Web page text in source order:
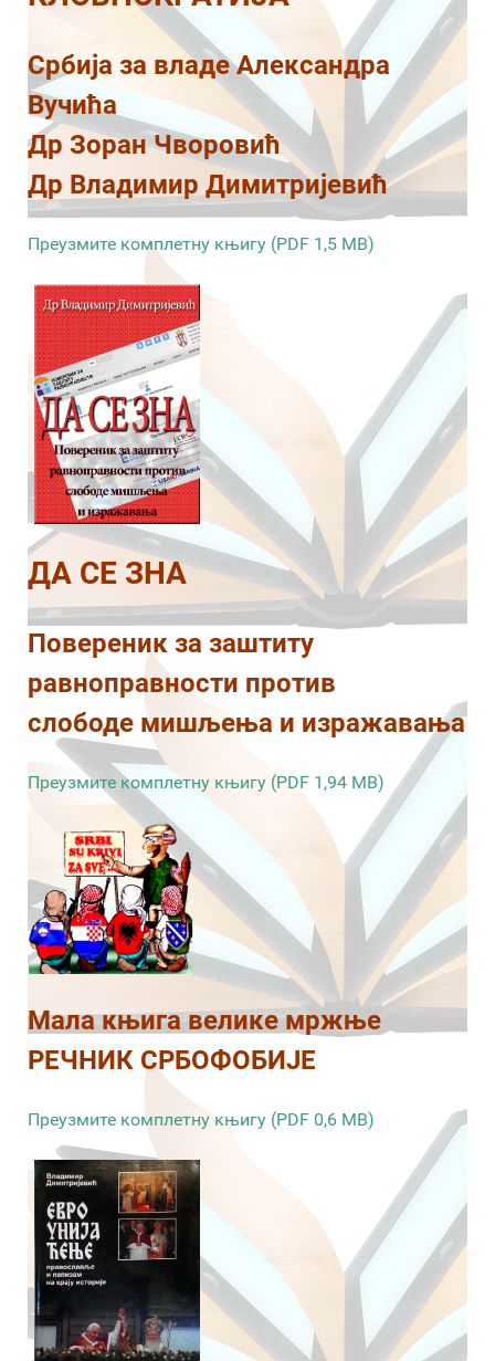
Србија за владе Александра
Вучића
Др Зоран Чворовић
Др Владимир Димитријевић
Преузмите комплетну књигу (PDF 1,5 MB)
ДА СЕ ЗНА
Повереник за заштиту
равноправности против
слободе мишљења и изражавања
Преузмите комплетну књигу (PDF 1,94 MB)
Мала књига велике мржње
РЕЧНИК СРБОФОБИЈЕ
Преузмите комплетну књигу (PDF 0,6 MB)